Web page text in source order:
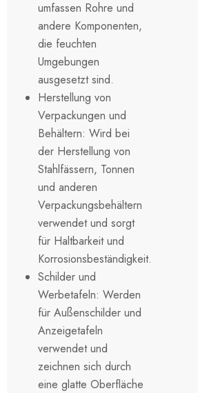
umfassen Rohre und
andere Komponenten,
die feuchten
Umgebungen
ausgesetzt sind.
Herstellung von
Verpackungen und
Behältern: Wird bei
der Herstellung von
Stahlfässern, Tonnen
und anderen
Verpackungsbehältern
verwendet und sorgt
für Haltbarkeit und
Korrosionsbeständigkeit.
Schilder und
Werbetafeln: Werden
für Außenschilder und
Anzeigetafeln
verwendet und
zeichnen sich durch
eine glatte Oberfläche